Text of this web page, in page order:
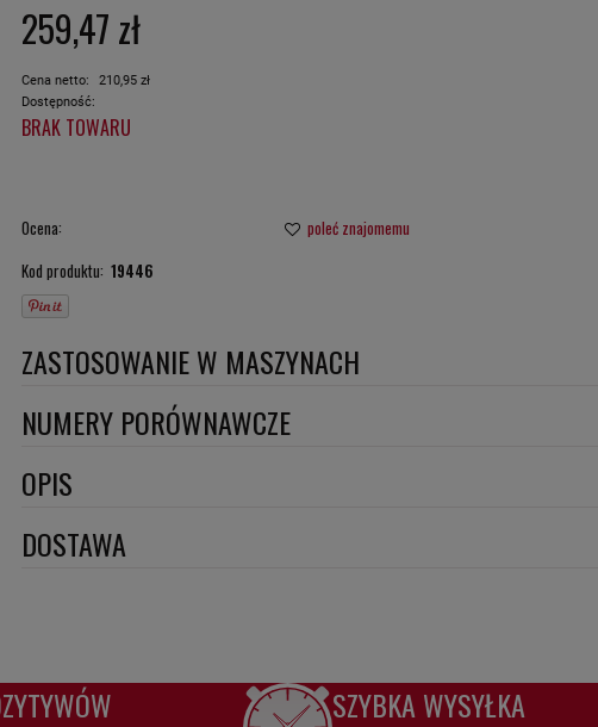
259,47 zł
Cena netto:
210,95 zł
Dostępność:
BRAK TOWARU
Ocena:
Kod produktu: 19446
poleć znajomemu
ZASTOSOWANIE W MASZYNACH
BOBCAT
NUMERY PORÓWNAWCZE
SO1726,
OPIS
Wymiary:
Wysokość 1 [mm]: 123
Wysokość 2 [mm]: 107
DOSTAWA
SZYBKA WYSYŁKA